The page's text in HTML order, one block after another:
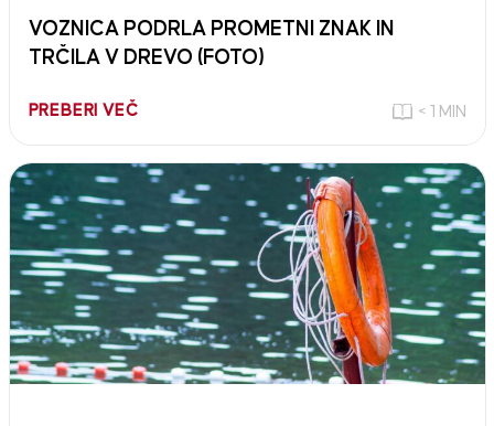
VOZNICA PODRLA PROMETNI ZNAK IN
TRČILA V DREVO (FOTO)
PREBERI VEČ < 1 MIN